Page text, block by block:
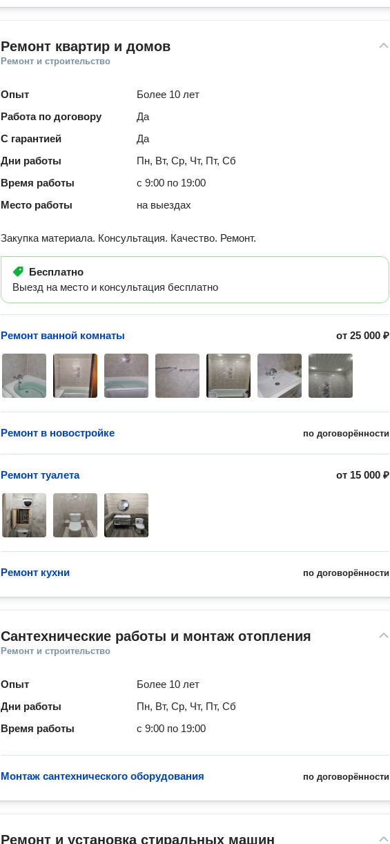
Ремонт квартир и домов
Ремонт и строительство
Опыт
Более 10 лет
Работа по договору
Да
С гарантией
Да
Дни работы
Пн, Вт, Ср, Чт, Пт, Сб
Время работы
с 9:00 по 19:00
Место работы
на выездах
Закупка материала. Консультация. Качество. Ремонт.
Бесплатно
Выезд на место и консультация бесплатно
от25 000 ₽
Ремонт ванной комнаты
по договорённости
Ремонт в новостройке
от 15 000 ₽
Ремонт туалета
по договорённости
Ремонт кухни
Сантехнические работы и монтаж отопления
Ремонт и строительство
Опыт
Более 10 лет
Дни работы
Пн, Вт, Ср, Чт, Пт, Сб
Время работы
с 9:00 по 19:00
по договорённости
Монтаж сантехнического оборудования
Ремонт и установка стиральных машин